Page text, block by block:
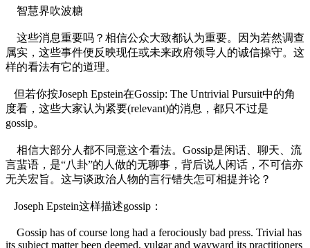
智慧界吹波糖
这些消息重要吗？相信公众大致都认为重要。因为若然调查
属实，这些事件便反映现任或未来政府领导人的诚信操守。这
样的看法有它的道理。
但若你按Joseph Epstein在Gossip: The Untrivial Pursuit中的角
度看，这些大家认为紧要(relevant)的消息，都只不过是
gossip。
相信大部分人都不同意这个看法。Gossip是闲话、聊天、流
言蜚语，是“八卦”的人做的无聊事，背后说人闲话，不可信亦
无关宏旨。这与谈政治人物的言行错失怎可相提并论？
Joseph Epstein这样描述gossip：
Gossip has of course long had a ferociously bad press. Trivial has
its subject matter been deemed, vulgar and wayward its practitioners